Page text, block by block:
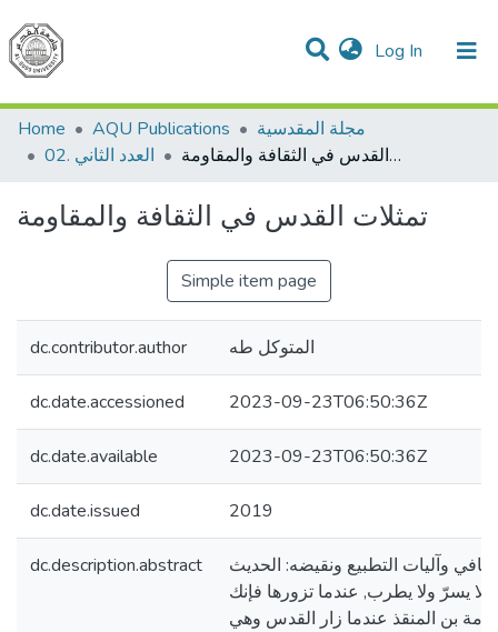
Log In (current)
Communities & Collections
All of DSpace
Home
AQU Publications
مجلة المقدسية
02. العدد الثاني
تمثلات القدس في الثقافة والمقاومة
تمثلات القدس في الثقافة والمقاومة
Simple item page
dc.contributor.author المتوكل طه
dc.date.accessioned 2023-09-23T06:50:36Z
dc.date.available 2023-09-23T06:50:36Z
dc.date.issued 2019
dc.description.abstract
وآليات التطبيع ونقيضه: الحديث
لا يسرّ ولا يطرب, عندما تزورها فإنك
بن المنقذ عندما زار القدس وهي